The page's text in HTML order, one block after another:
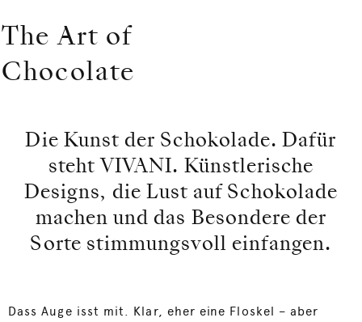
The Art of
Chocolate
Die Kunst der Schokolade. Dafür
steht VIVANI. Künstlerische
Designs, die Lust auf Schokolade
machen und das Besondere der
Sorte stimmungsvoll einfangen.
Dass Auge isst mit. Klar, eher eine Floskel – aber